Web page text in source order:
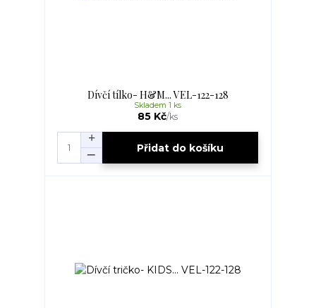
Dívčí tílko- H&M... VEL-122-128
85 Kč/ks
Skladem 1 ks
Přidat do košíku